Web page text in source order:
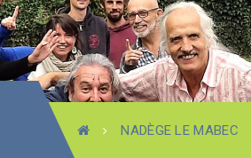
NADÈGE LE MABEC